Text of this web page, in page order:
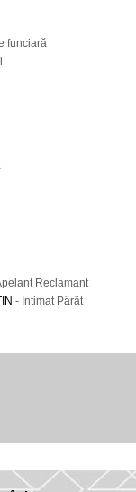
funciară
Reclamant
- Intimat Pârât